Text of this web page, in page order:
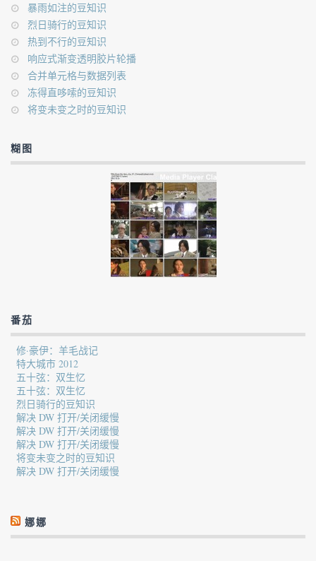
暴雨如注的豆知识
烈日骑行的豆知识
热到不行的豆知识
响应式渐变透明胶片轮播
合并单元格与数据列表
冻得直哆嗦的豆知识
将变未变之时的豆知识
糊图
番茄
修·豪伊：羊毛战记
特大城市 2012
五十弦：双生忆
五十弦：双生忆
烈日骑行的豆知识
解决 DW 打开/关闭缓慢
解决 DW 打开/关闭缓慢
解决 DW 打开/关闭缓慢
将变未变之时的豆知识
解决 DW 打开/关闭缓慢
娜娜